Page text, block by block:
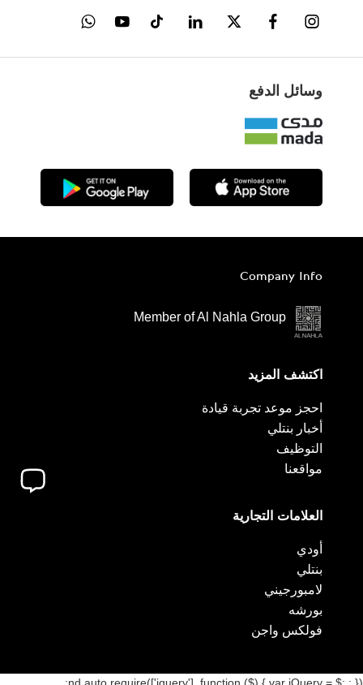
وسائل الدفع
Company Info
Member of Al Nahla Group
اكتشف المزيد
احجز موعد تجربة قيادة
أخبار بنتلي
التوظيف
مواقعنا
العلامات التجارية
أودي
بنتلي
لامبورجيني
بورشه
فولكس واجن